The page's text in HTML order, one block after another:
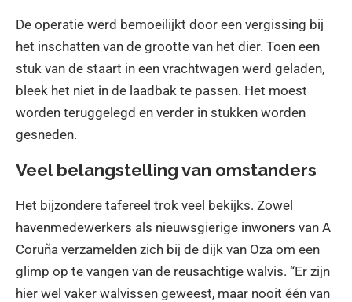
De operatie werd bemoeilijkt door een vergissing bij
het inschatten van de grootte van het dier. Toen een
stuk van de staart in een vrachtwagen werd geladen,
bleek het niet in de laadbak te passen. Het moest
worden teruggelegd en verder in stukken worden
gesneden.
Veel belangstelling van omstanders
Het bijzondere tafereel trok veel bekijks. Zowel
havenmedewerkers als nieuwsgierige inwoners van A
Coruña verzamelden zich bij de dijk van Oza om een
glimp op te vangen van de reusachtige walvis. “Er zijn
hier wel vaker walvissen geweest, maar nooit één van